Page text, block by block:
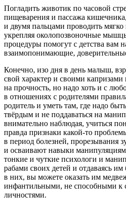
Погладить животик по часовой
пищеварения и пассажа
и двумя пальцами проводить мягко
укрепляя околопозвоночные
процедуры помогут с детства вам
взаимопонимающие,
Конечно, изо дня в день малыш,
свой характер и своими
на прочность, но надо хоть и с
в отношениях с родителями
родитель и уметь там, где надо
твёрдым и не поддаваться на
внимательно наблюдая, учиться
правда признаки какой-то
в период болезней, прорезывания
и осваивают навыки
тонкие и чуткие психологи и
рабами своих детей и отдаваясь им
в них, вы можете оказать им
инфантильными, не способными к
личностями.